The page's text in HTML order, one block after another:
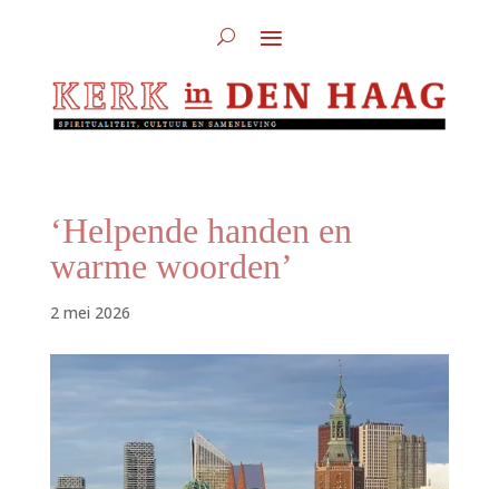
‘Helpende handen en
warme woorden’
2 mei 2026